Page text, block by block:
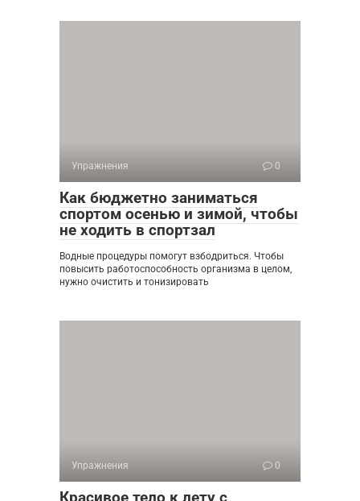
Упражнения 0
Как бюджетно заниматься
спортом осенью и зимой, чтобы
не ходить в спортзал
Водные процедуры помогут взбодриться. Чтобы
повысить работоспособность организма в целом,
нужно очистить и тонизировать
Упражнения 0